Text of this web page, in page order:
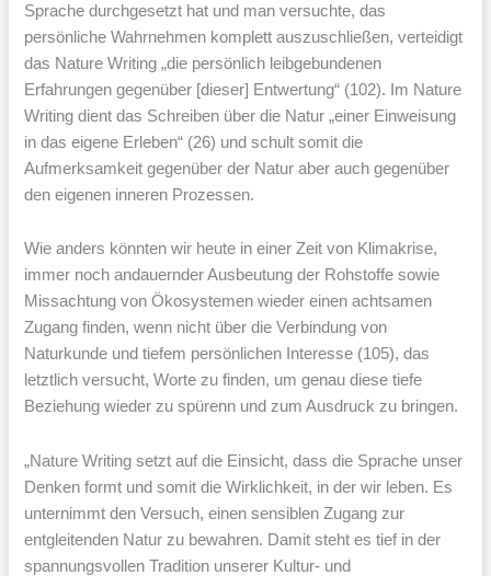
Sprache durchgesetzt hat und man versuchte, das
persönliche Wahrnehmen komplett auszuschließen, verteidigt
das Nature Writing „die persönlich leibgebundenen
Erfahrungen gegenüber [dieser] Entwertung“ (102). Im Nature
Writing dient das Schreiben über die Natur „einer Einweisung
in das eigene Erleben“ (26) und schult somit die
Aufmerksamkeit gegenüber der Natur aber auch gegenüber
den eigenen inneren Prozessen.
Wie anders könnten wir heute in einer Zeit von Klimakrise,
immer noch andauernder Ausbeutung der Rohstoffe sowie
Missachtung von Ökosystemen wieder einen achtsamen
Zugang finden, wenn nicht über die Verbindung von
Naturkunde und tiefem persönlichen Interesse (105), das
letztlich versucht, Worte zu finden, um genau diese tiefe
Beziehung wieder zu spürenn und zum Ausdruck zu bringen.
„Nature Writing setzt auf die Einsicht, dass die Sprache unser
Denken formt und somit die Wirklichkeit, in der wir leben. Es
unternimmt den Versuch, einen sensiblen Zugang zur
entgleitenden Natur zu bewahren. Damit steht es tief in der
spannungsvollen Tradition unserer Kultur- und